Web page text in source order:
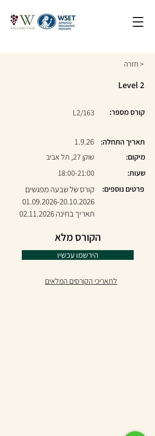
חזרה >
Level 2
L2/163 קורס מספר:
1.9.26
תאריך התחלה:
שוקן 27, תל אביב
מיקום:
18:00-21:00
שעות:
קורס של שבעה מפגשים
01.09.2026-20.10.2026
תאריך בחינה02.11.2026
פרטים נוספים:
הקורס מלא
הירשמו עכשיו
לתאריכי הקורסים המלאים